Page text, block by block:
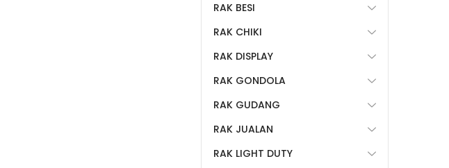
RAK BESI
RAK CHIKI
RAK DISPLAY
RAK GONDOLA
RAK GUDANG
RAK JUALAN
RAK LIGHT DUTY